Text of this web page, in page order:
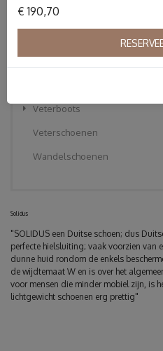
Pantoffels
Veterboots
Veterschoenen
Wandelschoenen
Solidus
"SOLIDUS een Duitse schoen; dus
perfecte hielsluiting; vaak voorzien van
dunne huid rondom de enkels
de wijdtemaat W en is over het
voor mensen die minder mobiel zijn, is
lichtgewicht schoenen erg prettig"
€ 190,70